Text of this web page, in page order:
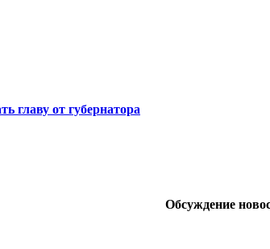
главу от губернатора
Обсуждение